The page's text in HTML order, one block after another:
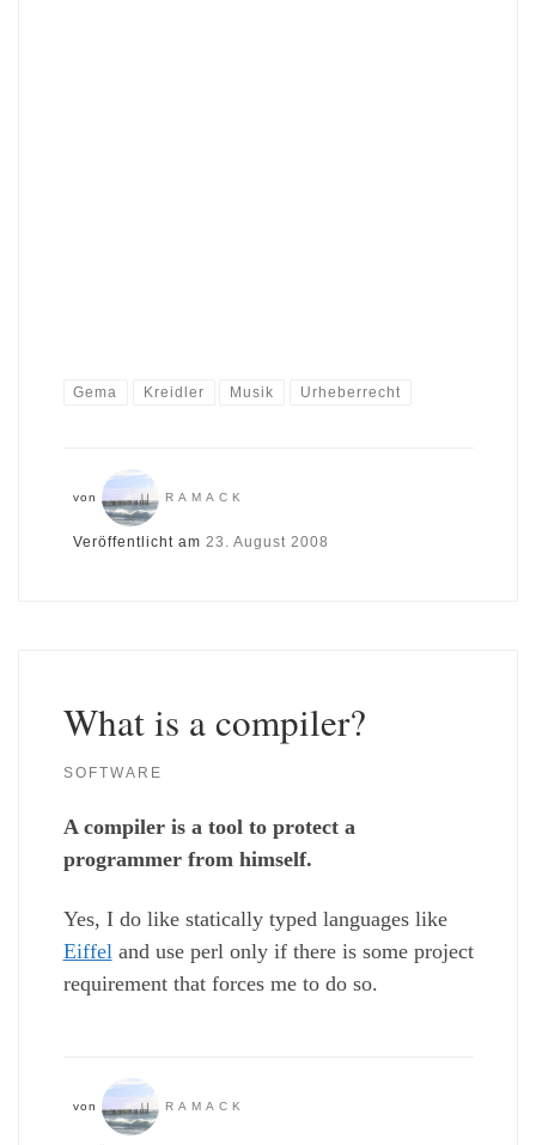
Gema Kreidler Musik Urheberrecht
von RAMACK
Veröffentlicht am 23. August 2008
What is a compiler?
SOFTWARE
A compiler is a tool to protect a
programmer from himself.
Yes, I do like statically typed languages like
Eiffel and use perl only if there is some project
requirement that forces me to do so.
von RAMACK